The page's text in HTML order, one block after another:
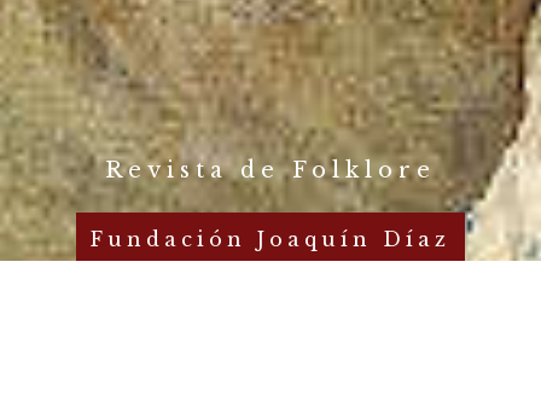
Revista de Folklore
Fundación Joaquín Díaz